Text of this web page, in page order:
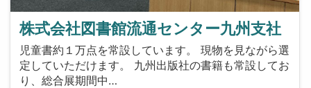
株式会社図書館流通センター九州支社
児童書約１万点を常設しています。 現物を見ながら選
定していただけます。 九州出版社の書籍も常設してお
り、総合展期間中…